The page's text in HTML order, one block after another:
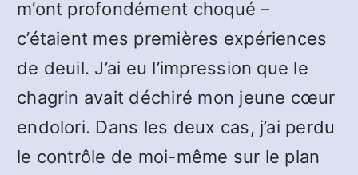
m’ont profondément choqué –
c’étaient mes premières expériences
de deuil. J’ai eu l’impression que le
chagrin avait déchiré mon jeune cœur
endolori. Dans les deux cas, j’ai perdu
le contrôle de moi-même sur le plan